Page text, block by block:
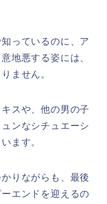
っているのに、ア
地悪する姿には、
ません。
スや、他の男の子
ンなシチュエーシ
ます。
りながらも、最後
エンドを迎えるの